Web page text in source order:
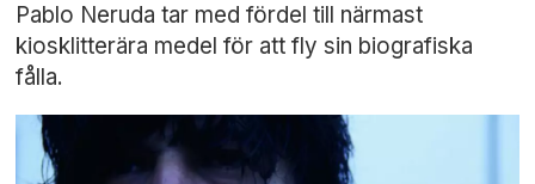
Pablo Neruda tar med fördel till närmast
kiosklitterära medel för att fly sin biografiska
fålla.